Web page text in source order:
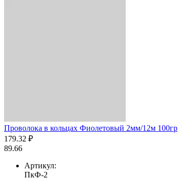
Проволока в кольцах Фиолетовый 2мм/12м 100гр
179.32 ₽
89.66
Артикул:
ПкФ-2